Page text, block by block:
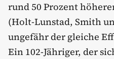
rund 50 Prozent
(Holt-Lunstad, Smith
ungefähr der gleiche
Ein 102-Jähriger, der